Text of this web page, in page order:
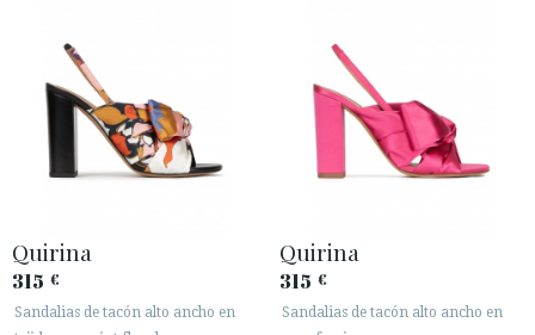
Quirina
315 €
Sandalias de tacón alto ancho en
Quirina
315 €
Sandalias de tacón alto ancho en